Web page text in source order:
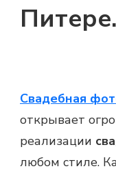
Питере.
Свадебная
открывает
реализации
любом стиле.